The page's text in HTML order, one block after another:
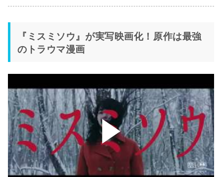
『ミスミソウ』が実写映画化！原作は最強
のトラウマ漫画